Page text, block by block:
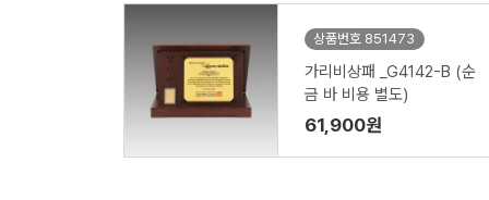
상품번호 851473
가리비상패 _G4142-B (순
금 바 비용 별도)
61,900원